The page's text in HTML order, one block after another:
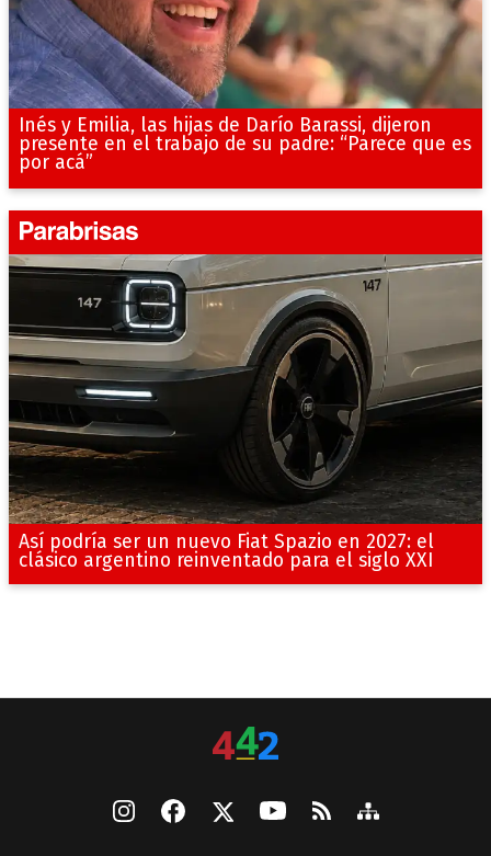
Inés y Emilia, las hijas de Darío Barassi, dijeron
presente en el trabajo de su padre: “Parece que es
por acá”
Así podría ser un nuevo Fiat Spazio en 2027: el
clásico argentino reinventado para el siglo XXI